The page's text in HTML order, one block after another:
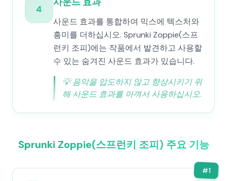
4
사운드 효과를 통합하여 믹스에 텍스처와
흥미를 더하십시오. Sprunki Zoppie(스프
런키 조피)에는 작품에서 발견하고 사용할
수 있는 숨겨진 사운드 효과가 있습니다.
💡음악을 압도하지 않고 향상시키기 위
해 사운드 효과를 아껴서 사용하십시오.
Sprunki Zoppie(스프런키 조피) 주요 기능
#1